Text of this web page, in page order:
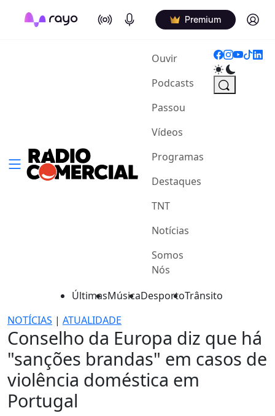
On Air Podcasts Premium Log in
Ouvir(current)
Podcasts
Passou
Vídeos
Programas
Destaques
TNT
Notícias
Somos
Nós
ÚltimasMúsicaDesportoTrânsito
NOTÍCIAS | ATUALIDADE
Conselho da Europa diz que há
"sanções brandas" em casos de
violência doméstica em
Portugal